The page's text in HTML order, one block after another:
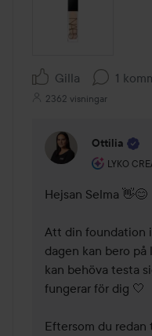
Gilla 1
2362 visningar
Ottilia
LYKO
Hejsan Selma 👋😊
Att din foundation
dagen kan bero
kan behöva testa
fungerar för dig 🤍
Eftersom du